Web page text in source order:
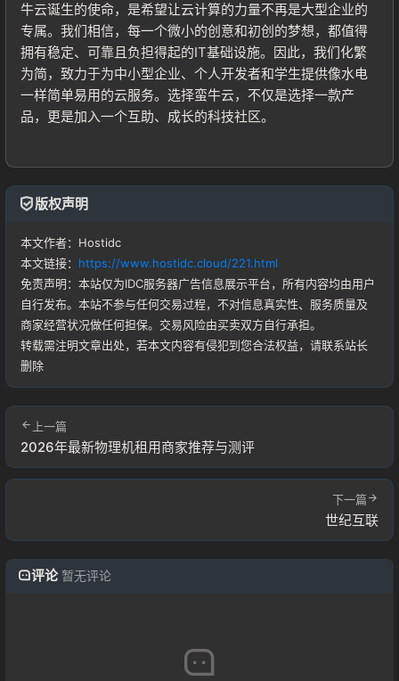
牛云诞生的使命，是希望让云计算的力量不再是大型企业的
专属。我们相信，每一个微小的创意和初创的梦想，都值得
拥有稳定、可靠且负担得起的IT基础设施。因此，我们化繁
为简，致力于为中小型企业、个人开发者和学生提供像水电
一样简单易用的云服务。选择蛮牛云，不仅是选择一款产
品，更是加入一个互助、成长的科技社区。
版权声明
本文作者：Hostidc
本文链接： https://www.hostidc.cloud/221.html
免责声明：本站仅为IDC服务器广告信息展示平台，所有内容均由用户
自行发布。本站不参与任何交易过程，不对信息真实性、服务质量及
商家经营状况做任何担保。交易风险由买卖双方自行承担。
转载需注明文章出处，若本文内容有侵犯到您合法权益，请联系站长
删除
上一篇
2026年最新物理机租用商家推荐与测评
下一篇
世纪互联
评论 暂无评论
登录
记住登录
登录